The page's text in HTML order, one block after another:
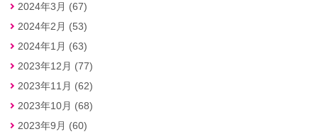
2024年3月 (67)
2024年2月 (53)
2024年1月 (63)
2023年12月 (77)
2023年11月 (62)
2023年10月 (68)
2023年9月 (60)